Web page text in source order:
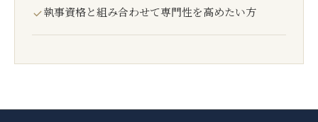
執事資格と組み合わせて専門性を高めたい方